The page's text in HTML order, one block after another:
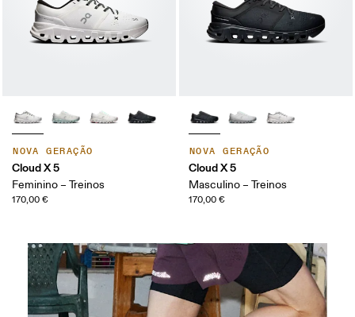
NOVA GERAÇÃO
Cloud X 5
Feminino – Treinos
170,00 €
NOVA GERAÇÃO
Cloud X 5
Masculino – Treinos
170,00 €